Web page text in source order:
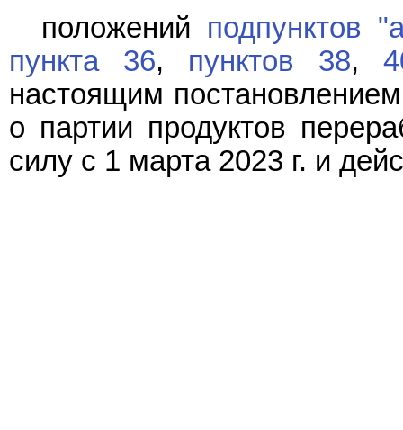
положений подпунктов
пункта 36, пунктов 38,
настоящим
о партии продуктов
силу с 1 марта 2023 г. и